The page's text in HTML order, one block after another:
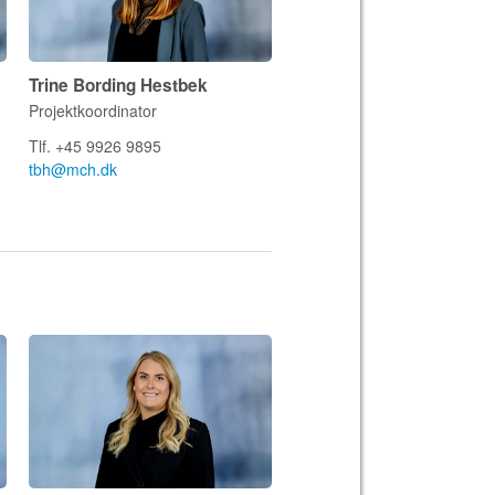
Trine Bording Hestbek
Projektkoordinator
Tlf. +45 9926 9895
tbh@mch.dk